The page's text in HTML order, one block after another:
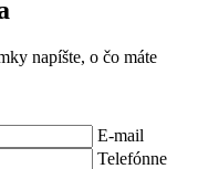
napíšte, o čo máte
E-mail
Telefónne